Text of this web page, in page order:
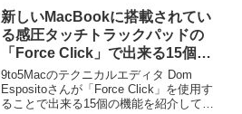
新しいMacBookに搭載されてい
る感圧タッチトラックパッドの
「Force Click」で出来る15個の
隠れた機能まとめ。
9to5Macのテクニカルエディタ Dom
Espositoさんが「Force Click」を使用す
ることで出来る15個の機能を紹介してい